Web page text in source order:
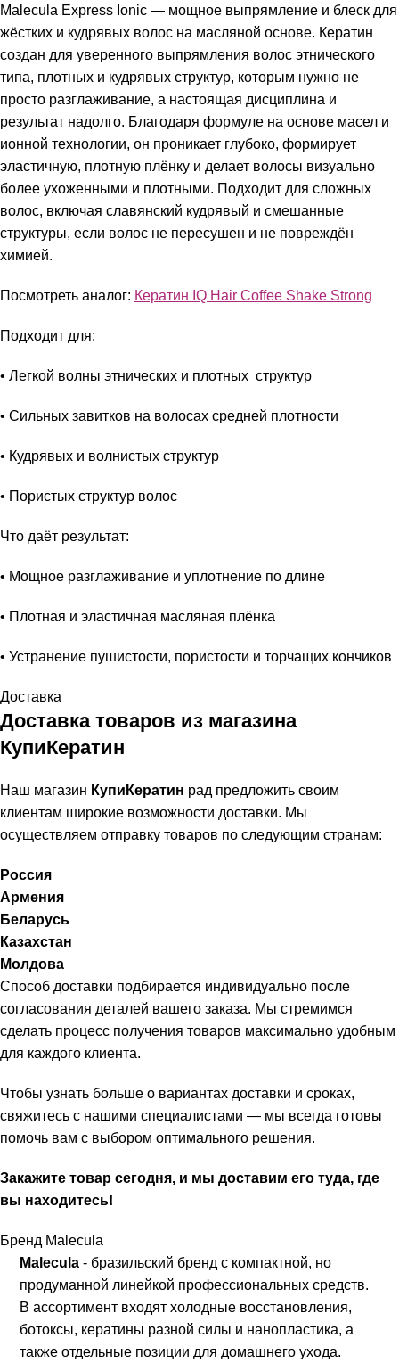
Malecula Express Ionic — мощное выпрямление и блеск для
жёстких и кудрявых волос на масляной основе. Кератин
создан для уверенного выпрямления волос этнического
типа, плотных и кудрявых структур, которым нужно не
просто разглаживание, а настоящая дисциплина и
результат надолго. Благодаря формуле на основе масел и
ионной технологии, он проникает глубоко, формирует
эластичную, плотную плёнку и делает волосы визуально
более ухоженными и плотными. Подходит для сложных
волос, включая славянский кудрявый и смешанные
структуры, если волос не пересушен и не повреждён
химией.
Посмотреть аналог: Кератин IQ Hair Coffee Shake Strong
Подходит для:
• Легкой волны этнических и плотных структур
• Сильных завитков на волосах средней плотности
• Кудрявых и волнистых структур
• Пористых структур волос
Что даёт результат:
• Мощное разглаживание и уплотнение по длине
• Плотная и эластичная масляная плёнка
• Устранение пушистости, пористости и торчащих кончиков
Доставка
Доставка товаров из магазина
КупиКератин
Наш магазин КупиКератин рад предложить своим
клиентам широкие возможности доставки. Мы
осуществляем отправку товаров по следующим странам:
Россия
Армения
Беларусь
Казахстан
Молдова
Способ доставки подбирается индивидуально после
согласования деталей вашего заказа. Мы стремимся
сделать процесс получения товаров максимально удобным
для каждого клиента.
Чтобы узнать больше о вариантах доставки и сроках,
свяжитесь с нашими специалистами — мы всегда готовы
помочь вам с выбором оптимального решения.
Закажите товар сегодня, и мы доставим его туда, где
вы находитесь!
Бренд Malecula
Malecula - бразильский бренд с компактной, но
продуманной линейкой профессиональных средств.
В ассортимент входят холодные восстановления,
ботоксы, кератины разной силы и нанопластика, а
также отдельные позиции для домашнего ухода.